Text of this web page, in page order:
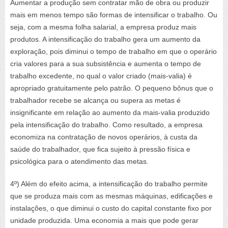
Aumentar a produção sem contratar mão de obra ou produzir
mais em menos tempo são formas de intensificar o trabalho. Ou
seja, com a mesma folha salarial, a empresa produz mais
produtos. A intensificação do trabalho gera um aumento da
exploração, pois diminui o tempo de trabalho em que o operário
cria valores para a sua subsistência e aumenta o tempo de
trabalho excedente, no qual o valor criado (mais-valia) é
apropriado gratuitamente pelo patrão. O pequeno bônus que o
trabalhador recebe se alcança ou supera as metas é
insignificante em relação ao aumento da mais-valia produzido
pela intensificação do trabalho. Como resultado, a empresa
economiza na contratação de novos operários, à custa da
saúde do trabalhador, que fica sujeito à pressão física e
psicológica para o atendimento das metas.
4º) Além do efeito acima, a intensificação do trabalho permite
que se produza mais com as mesmas máquinas, edificações e
instalações, o que diminui o custo do capital constante fixo por
unidade produzida. Uma economia a mais que pode gerar